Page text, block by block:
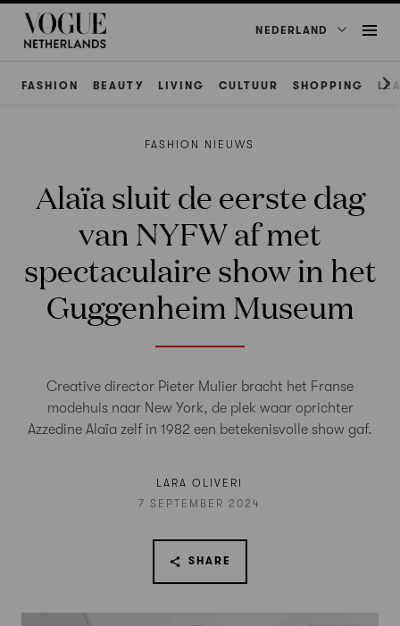
NEDERLAND
FASHION BEAUTY LIVING CULTUUR SHOPPING
FASHION NIEUWS
Alaïa sluit de eerste dag
van NYFW af met
spectaculaire show in het
Guggenheim Museum
Creative director Pieter Mulier bracht het Franse
modehuis naar New York, de plek waar oprichter
Azzedine Alaïa zelf in 1982 een betekenisvolle show gaf.
LARA OLIVERI
7 SEPTEMBER 2024
SHARE